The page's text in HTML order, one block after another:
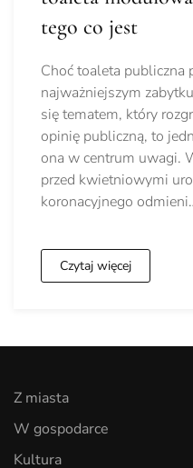
tego co jest
Choć toaleta publiczna
najważniejszym
się tematem, który
opinię publiczną, to
ona w centrum uwagi.
przed kwietniowymi
koronacyjnego
Czytaj więcej
Z miasta
W gospodarce
Kultura